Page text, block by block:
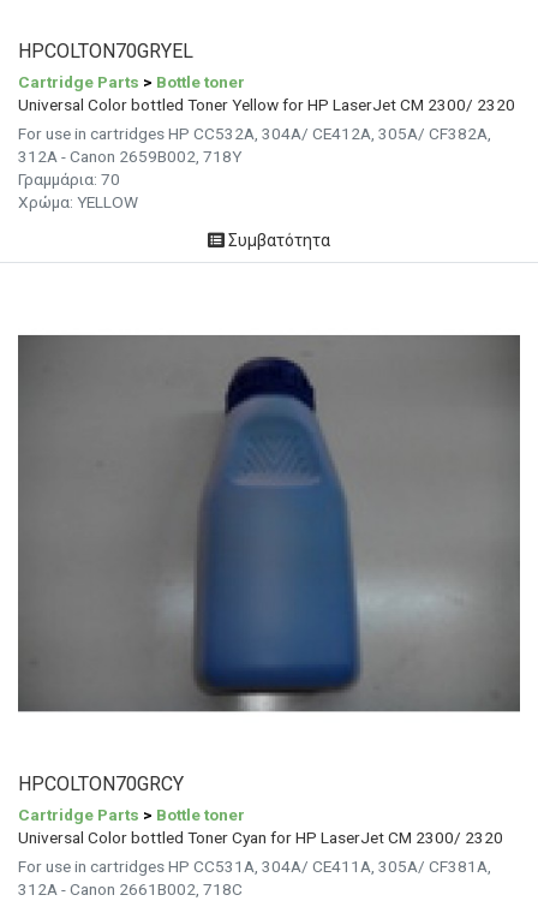
HPCOLTON70GRYEL
Cartridge Parts > Bottle toner
Universal Color bottled Toner Yellow for HP LaserJet CM 2300/ 2320
For use in cartridges HP CC532A, 304A/ CE412A, 305A/ CF382A,
312A - Canon 2659B002, 718Y
Γραμμάρια: 70
Χρώμα: YELLOW
Συμβατότητα
HPCOLTON70GRCY
Cartridge Parts > Bottle toner
Universal Color bottled Toner Cyan for HP LaserJet CM 2300/ 2320
For use in cartridges HP CC531A, 304A/ CE411A, 305A/ CF381A,
312A - Canon 2661B002, 718C